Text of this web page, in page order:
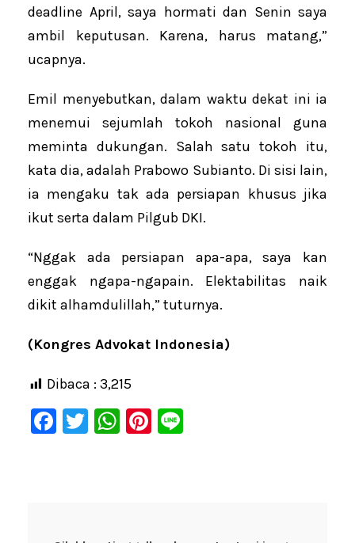
deadline April, saya hormati dan Senin saya
ambil keputusan. Karena, harus matang,”
ucapnya.
Emil menyebutkan, dalam waktu dekat ini ia
menemui sejumlah tokoh nasional guna
meminta dukungan. Salah satu tokoh itu,
kata dia, adalah Prabowo Subianto. Di sisi lain,
ia mengaku tak ada persiapan khusus jika
ikut serta dalam Pilgub DKI.
“Nggak ada persiapan apa-apa, saya kan
enggak ngapa-ngapain. Elektabilitas naik
dikit alhamdulillah,” tuturnya.
(Kongres Advokat Indonesia)
Dibaca : 3,215
F
T
W Pi